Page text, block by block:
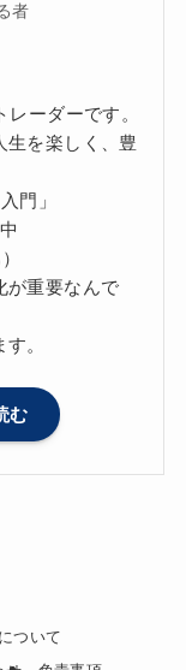
者
ーダーです。
生を楽しく、豊
門」
が重要なんで
。
む
ついて